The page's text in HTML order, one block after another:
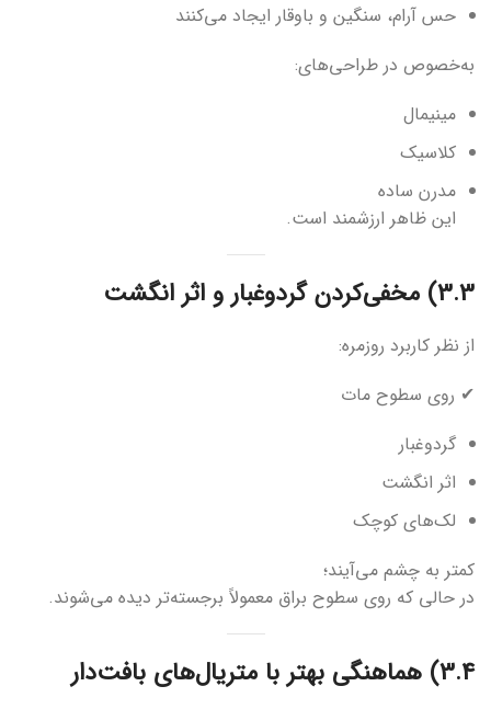
حس آرام، سنگین و باوقار ایجاد می‌کنند
به‌خصوص در طراحی‌های:
مینیمال
کلاسیک
مدرن ساده
این ظاهر ارزشمند است.
3.3) مخفی‌کردن گردوغبار و اثر انگشت
از نظر کاربرد روزمره:
✔ روی سطوح مات
گردوغبار
اثر انگشت
لک‌های کوچک
کمتر به چشم می‌آیند؛
در حالی که روی سطوح براق معمولاً برجسته‌تر دیده می‌شوند.
3.4) هماهنگی بهتر با متریال‌های بافت‌دار